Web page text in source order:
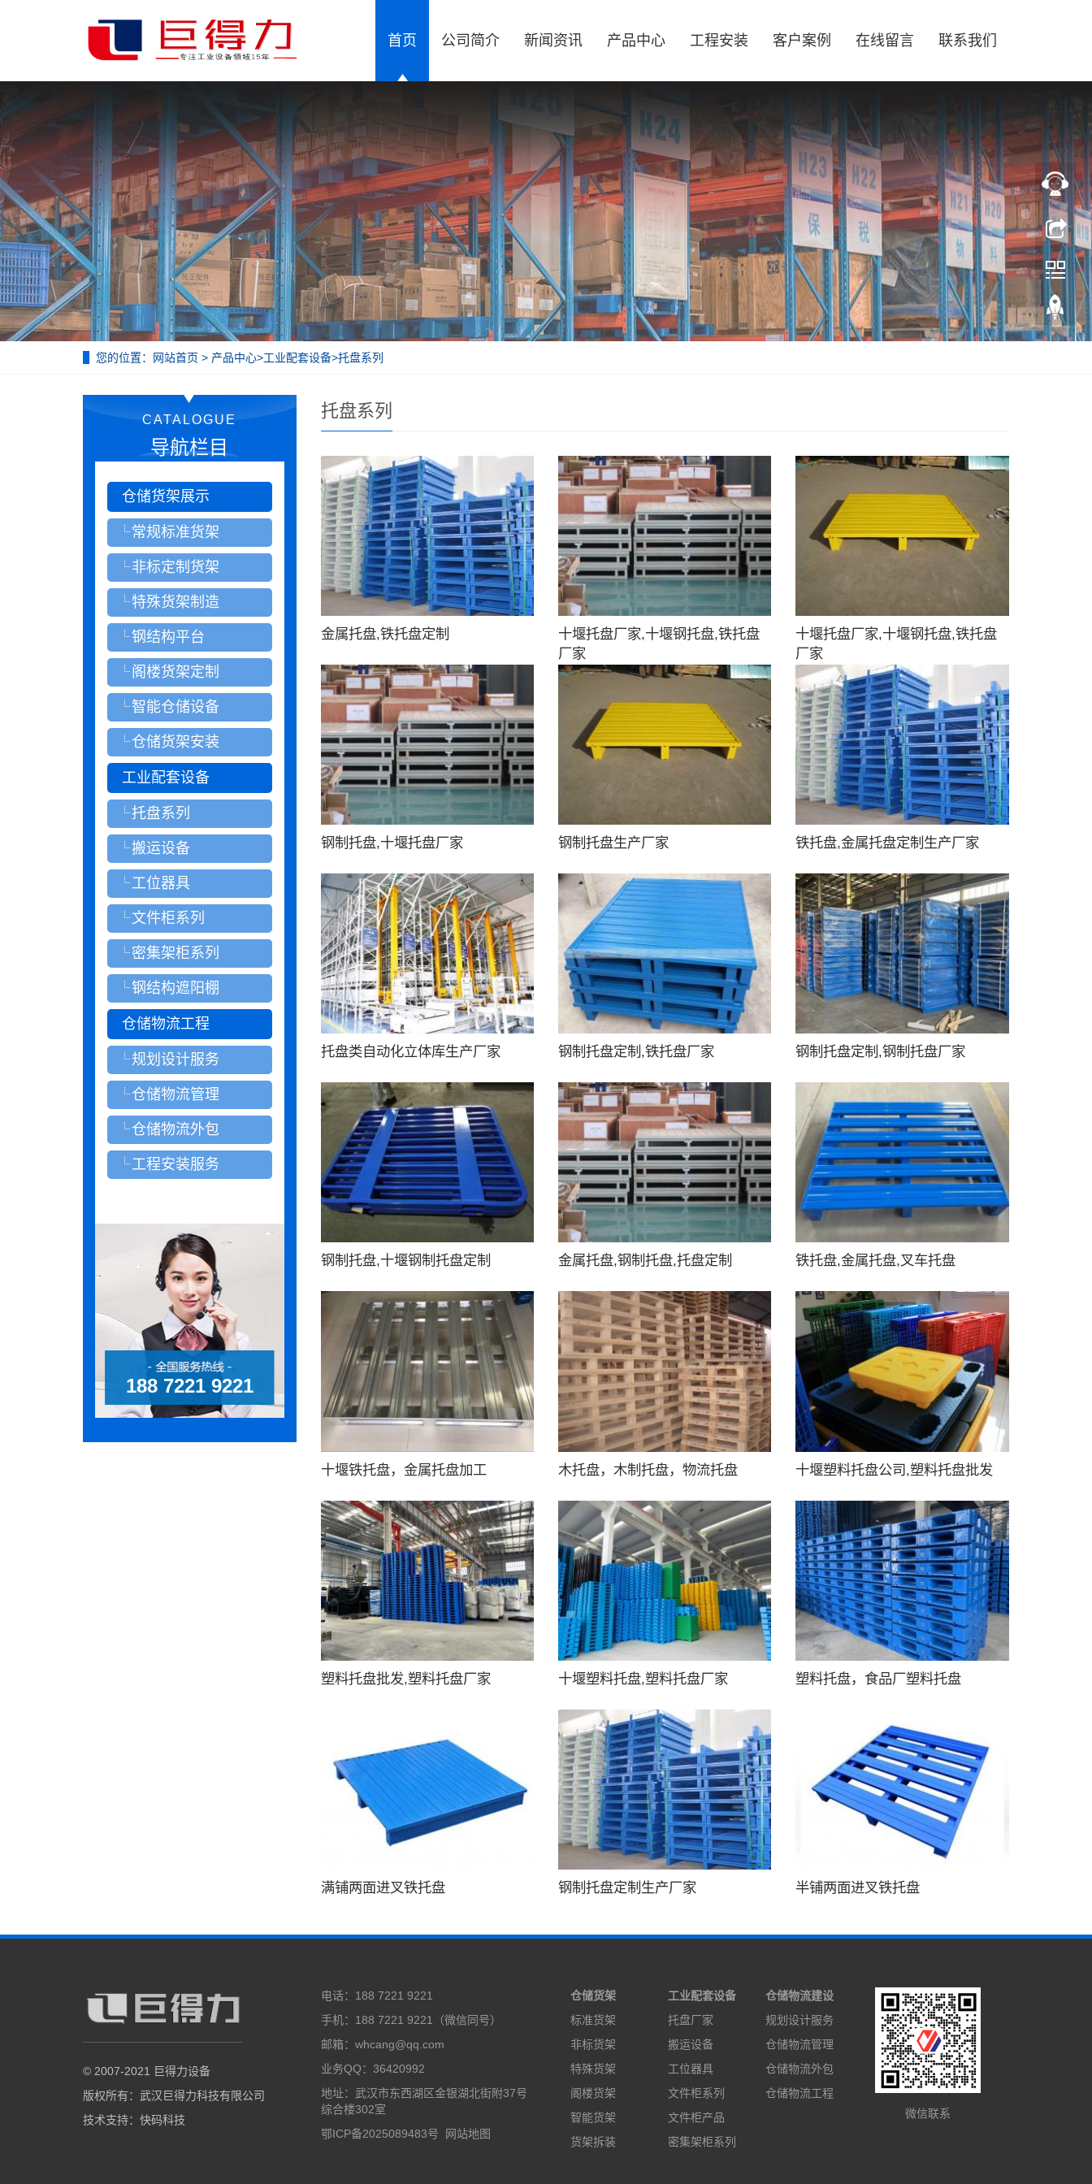
首页 公司简介 新闻资讯 产品中心 工程安装 客户案例 在线留言 联系我们
您的位置： 网站首页 > 产品中心>工业配套设备>托盘系列
托盘系列
金属托盘,铁托盘定制
十堰托盘厂家,十堰钢托盘,铁托盘
厂家
十堰托盘厂家,十堰钢托盘,铁托盘
厂家
钢制托盘,十堰托盘厂家 钢制托盘生产厂家 铁托盘,金属托盘定制生产厂家
托盘类自动化立体库生产厂家 钢制托盘定制,铁托盘厂家 钢制托盘定制,钢制托盘厂家
钢制托盘,十堰钢制托盘定制 金属托盘,钢制托盘,托盘定制 铁托盘,金属托盘,叉车托盘
十堰铁托盘，金属托盘加工 木托盘，木制托盘，物流托盘 十堰塑料托盘公司,塑料托盘批发
塑料托盘批发,塑料托盘厂家 十堰塑料托盘,塑料托盘厂家 塑料托盘，食品厂塑料托盘
满铺两面进叉铁托盘 钢制托盘定制生产厂家 半铺两面进叉铁托盘
CATALOGUE
导航栏目
仓储货架展示
常规标准货架
非标定制货架
特殊货架制造
钢结构平台
阁楼货架定制
智能仓储设备
仓储货架安装
工业配套设备
托盘系列
搬运设备
工位器具
文件柜系列
密集架柜系列
钢结构遮阳棚
仓储物流工程
规划设计服务
仓储物流管理
仓储物流外包
工程安装服务
188 7221 9221
© 2007-2021
巨得力设备
版权所有： 武汉巨得力科技有限公司
技术支持： 快码科技
电话：188 7221 9221
手机：188 7221 9221（微信同号）
邮箱：whcang@qq.com
业务QQ：36420992
地址：武汉市东西湖区金银湖北街附37号
综合楼302室
鄂ICP备2025089483号
网站地图
仓储货架
标准货架
非标货架
特殊货架
阁楼货架
智能货架
货架拆装
工业配套设备
托盘厂家
搬运设备
工位器具
文件柜系列
文件柜产品
密集架柜系列
仓储物流建设
规划设计服务
仓储物流管理
仓储物流外包
仓储物流工程
微信联系